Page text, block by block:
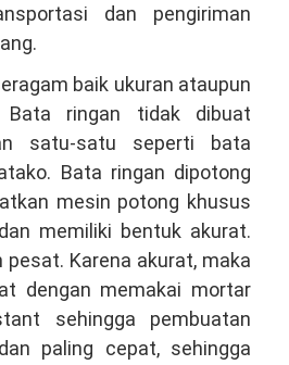
dan pengiriman
baik ukuran ataupun
Bata ringan tidak dibuat
satu-satu seperti bata
Bata ringan dipotong
mesin potong khusus
memiliki bentuk akurat.
pesat. Karena akurat, maka
dengan memakai mortar
sehingga pembuatan
paling cepat, sehingga